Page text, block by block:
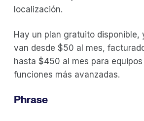
localización.
Hay un plan gratuito disponible,
van desde $50 al mes,
hasta $450 al mes para
funciones más avanzadas.
Phrase